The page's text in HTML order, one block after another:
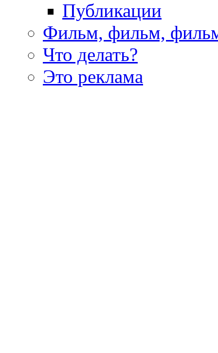
Публикации
Фильм, фильм,
Что делать?
Это реклама